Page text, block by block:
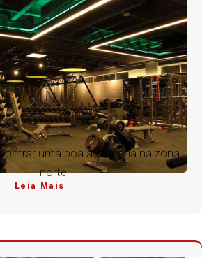
uma boa academia na zona
norte
Leia Mais